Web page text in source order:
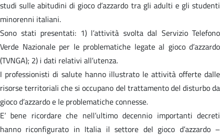
studi sulle abitudini di gioco d’azzardo tra gli adulti e gli studenti
minorenni italiani.
Sono stati presentati: 1) l’attività svolta dal Servizio Telefono
Verde Nazionale per le problematiche legate al gioco d’azzardo
(TVNGA); 2) i dati relativi all’utenza.
I professionisti di salute hanno illustrato le attività offerte dalle
risorse territoriali che si occupano del trattamento del disturbo da
gioco d’azzardo e le problematiche connesse.
E’ bene ricordare che nell’ultimo decennio importanti decreti
hanno riconfigurato in Italia il settore del gioco d’azzardo –